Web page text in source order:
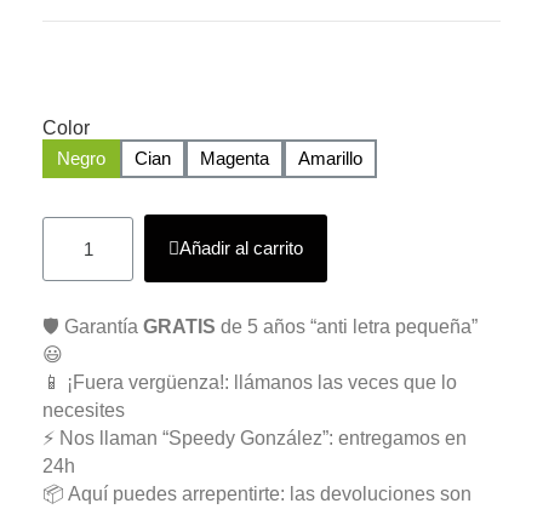
Color
Negro
Cian Magenta Amarillo
Añadir al carrito
🛡️ Garantía GRATIS de 5 años “anti letra pequeña”
😃
📱 ¡Fuera vergüenza!: llámanos las veces que lo
necesites
⚡ Nos llaman “Speedy González”: entregamos en
24h
📦 Aquí puedes arrepentirte: las devoluciones son